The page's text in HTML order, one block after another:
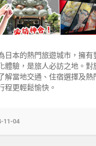
日本的熱門旅遊城市，擁有
體驗，是旅人必訪之地。對
解當地交通、住宿選擇及熱
程更輕鬆愉快。
11-04